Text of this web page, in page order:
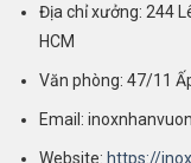
Địa chỉ xưởng: 244
HCM
Văn phòng: 47/11
Email:
Website: https://